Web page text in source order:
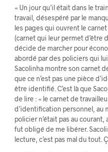
« Un jour qu’il était dans le
travail, désespéré par le
les pages qui ouvrent le
(carnet qui leur permet d’être
décide de marcher pour
abordé par des policiers qui
Sacolinha montre son carnet
que ce n’est pas une pièce
être identifié. C’est là que
de lire : « le carnet de
d’identification personnel, au
policier n’était pas au
fut obligé de me libérer.
lecture, c’est pas mal du tout.